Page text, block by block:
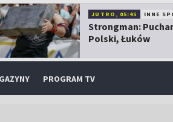
JUTRO, 05:45 INNE
Strongman:
Polski, Łuków
PROGRAM TV